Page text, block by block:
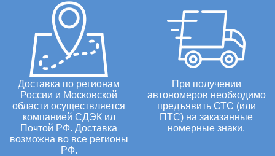
Доставка по регионам
России и Московской
области осуществляется
компанией СДЭК ил
Почтой РФ. Доставка
возможна во все регионы
РФ.
При получении
автономеров необходимо
предъявить СТС (или
ПТС) на заказанные
номерные знаки.